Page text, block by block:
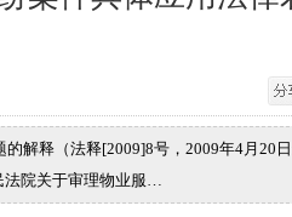
解释（法释[2009]8号，2009年4月20
院关于审理物业服…